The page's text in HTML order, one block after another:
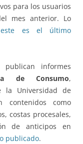
para los usuarios
mes anterior. Lo
este es el último
informes
de Consumo,
la Universidad de
contenidos como
costas procesales,
de anticipos en
publicado.